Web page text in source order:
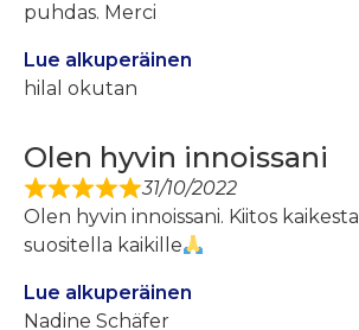
puhdas. Merci
Lue alkuperäinen
hilal okutan
Olen hyvin innoissani
31/10/2022
Olen hyvin innoissani. Kiitos kaikesta
suositella kaikille
Lue alkuperäinen
Nadine Schäfer